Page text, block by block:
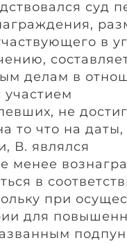
суд
в
делам в
не
то что на даты,
В. являлся
менее
в
при
для